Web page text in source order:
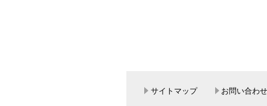
サイトマップ お問い合わせ